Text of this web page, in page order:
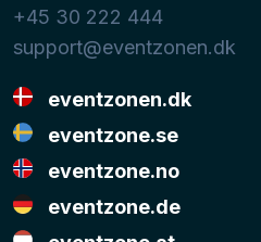
+45 30 222 444
support@eventzonen.dk
eventzonen.dk
eventzone.se
eventzone.no
eventzone.de